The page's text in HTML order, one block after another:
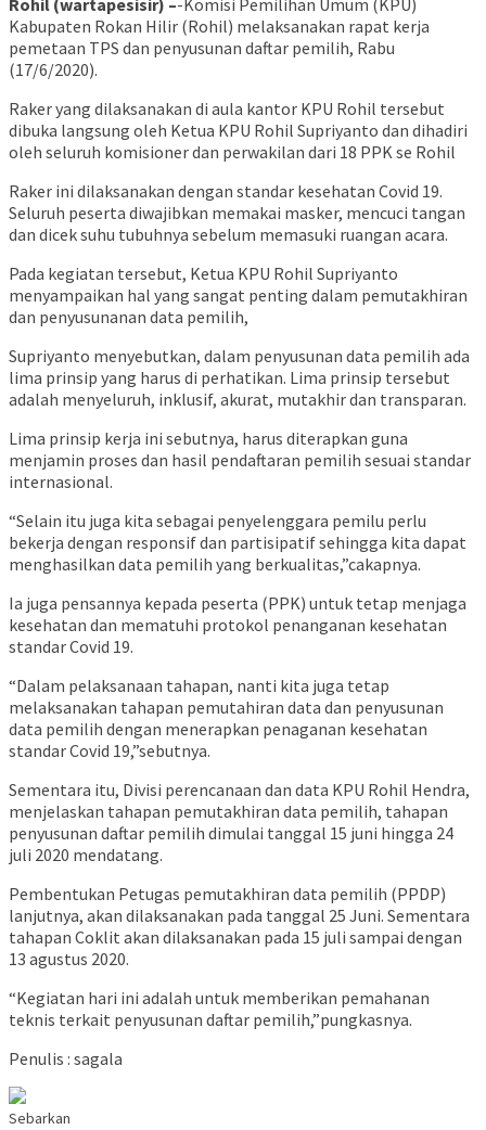
Rohil (wartapesisir) –-Komisi Pemilihan Umum (KPU)
Kabupaten Rokan Hilir (Rohil) melaksanakan rapat kerja
pemetaan TPS dan penyusunan daftar pemilih, Rabu
(17/6/2020).
Raker yang dilaksanakan di aula kantor KPU Rohil tersebut
dibuka langsung oleh Ketua KPU Rohil Supriyanto dan dihadiri
oleh seluruh komisioner dan perwakilan dari 18 PPK se Rohil
Raker ini dilaksanakan dengan standar kesehatan Covid 19.
Seluruh peserta diwajibkan memakai masker, mencuci tangan
dan dicek suhu tubuhnya sebelum memasuki ruangan acara.
Pada kegiatan tersebut, Ketua KPU Rohil Supriyanto
menyampaikan hal yang sangat penting dalam pemutakhiran
dan penyusunanan data pemilih,
Supriyanto menyebutkan, dalam penyusunan data pemilih ada
lima prinsip yang harus di perhatikan. Lima prinsip tersebut
adalah menyeluruh, inklusif, akurat, mutakhir dan transparan.
Lima prinsip kerja ini sebutnya, harus diterapkan guna
menjamin proses dan hasil pendaftaran pemilih sesuai standar
internasional.
“Selain itu juga kita sebagai penyelenggara pemilu perlu
bekerja dengan responsif dan partisipatif sehingga kita dapat
menghasilkan data pemilih yang berkualitas,”cakapnya.
Ia juga pensannya kepada peserta (PPK) untuk tetap menjaga
kesehatan dan mematuhi protokol penanganan kesehatan
standar Covid 19.
“Dalam pelaksanaan tahapan, nanti kita juga tetap
melaksanakan tahapan pemutahiran data dan penyusunan
data pemilih dengan menerapkan penaganan kesehatan
standar Covid 19,”sebutnya.
Sementara itu, Divisi perencanaan dan data KPU Rohil Hendra,
menjelaskan tahapan pemutakhiran data pemilih, tahapan
penyusunan daftar pemilih dimulai tanggal 15 juni hingga 24
juli 2020 mendatang.
Pembentukan Petugas pemutakhiran data pemilih (PPDP)
lanjutnya, akan dilaksanakan pada tanggal 25 Juni. Sementara
tahapan Coklit akan dilaksanakan pada 15 juli sampai dengan
13 agustus 2020.
“Kegiatan hari ini adalah untuk memberikan pemahanan
teknis terkait penyusunan daftar pemilih,”pungkasnya.
Penulis : sagala
Sebarkan